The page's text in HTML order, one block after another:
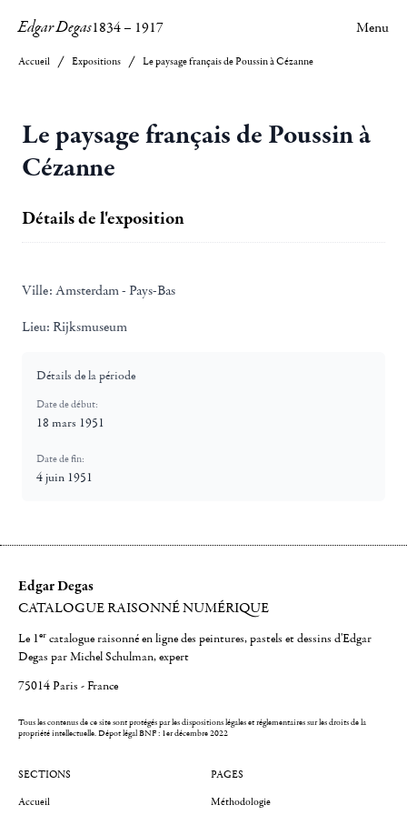
Edgar Degas1834– 1917 Menu
Accueil Expositions Le paysage français de Poussin à Cézanne
Le paysage français de Poussin à
Cézanne
Détails de l'exposition
Ville: Amsterdam - Pays-Bas
Lieu: Rijksmuseum
Détails de la période
Date de début:
18 mars 1951
Date de fin:
4 juin 1951
Edgar Degas
CATALOGUE RAISONNÉ NUMÉRIQUE
Le 1er catalogue raisonné en ligne des peintures, pastels et dessins d'Edgar
Degas par Michel Schulman, expert
75014 Paris - France
Tous les contenus de ce site sont protégés par les dispositions légales et réglementaires sur les droits de la
propriété intellectuelle.Dépot légal BNF : 1er décembre 2022
SECTIONS
Accueil
PAGES
Méthodologie